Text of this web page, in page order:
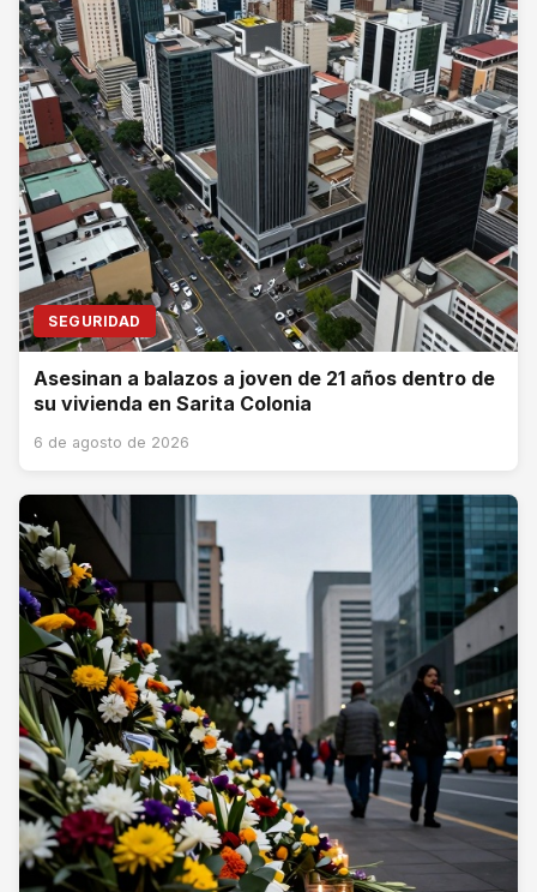
SEGURIDAD
Asesinan a balazos a joven de 21 años dentro de
su vivienda en Sarita Colonia
6 de agosto de 2026